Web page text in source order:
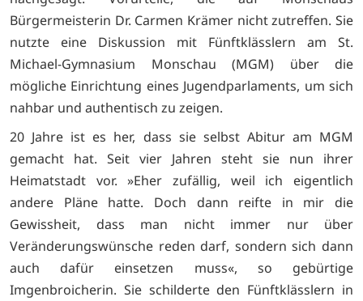
Bürgermeisterin Dr. Carmen Krämer nicht zutreffen. Sie
nutzte eine Diskussion mit Fünftklässlern am St.
Michael-Gymnasium Monschau (MGM) über die
mögliche Einrichtung eines Jugendparlaments, um sich
nahbar und authentisch zu zeigen.
20 Jahre ist es her, dass sie selbst Abitur am MGM
gemacht hat. Seit vier Jahren steht sie nun ihrer
Heimatstadt vor. »Eher zufällig, weil ich eigentlich
andere Pläne hatte. Doch dann reifte in mir die
Gewissheit, dass man nicht immer nur über
Veränderungswünsche reden darf, sondern sich dann
auch dafür einsetzen muss«, so gebürtige
Imgenbroicherin. Sie schilderte den Fünftklässlern in